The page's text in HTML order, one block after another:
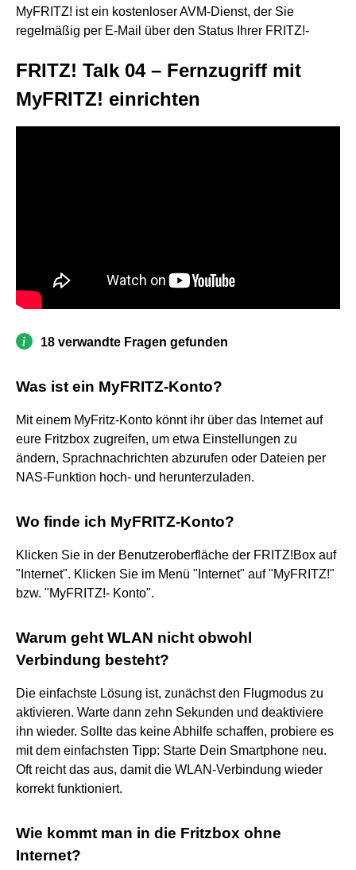
MyFRITZ! ist ein kostenloser AVM-Dienst, der Sie
regelmäßig per E-Mail über den Status Ihrer FRITZ!-
FRITZ! Talk 04 – Fernzugriff mit
MyFRITZ! einrichten
18 verwandte Fragen gefunden
Was ist ein MyFRITZ-Konto?
Mit einem MyFritz-Konto könnt ihr über das Internet auf
eure Fritzbox zugreifen, um etwa Einstellungen zu
ändern, Sprachnachrichten abzurufen oder Dateien per
NAS-Funktion hoch- und herunterzuladen.
Wo finde ich MyFRITZ-Konto?
Klicken Sie in der Benutzeroberfläche der FRITZ!Box auf
"Internet". Klicken Sie im Menü "Internet" auf "MyFRITZ!"
bzw. "MyFRITZ!- Konto".
Warum geht WLAN nicht obwohl
Verbindung besteht?
Die einfachste Lösung ist, zunächst den Flugmodus zu
aktivieren. Warte dann zehn Sekunden und deaktiviere
ihn wieder. Sollte das keine Abhilfe schaffen, probiere es
mit dem einfachsten Tipp: Starte Dein Smartphone neu.
Oft reicht das aus, damit die WLAN-Verbindung wieder
korrekt funktioniert.
Wie kommt man in die Fritzbox ohne
Internet?